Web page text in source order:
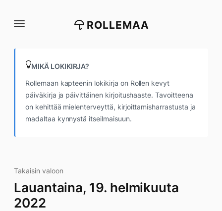
suoraan
ROLLEMAA
MIKÄ LOKIKIRJA?
Rollemaan kapteenin lokikirja on Rollen kevyt
päiväkirja ja päivittäinen kirjoitushaaste. Tavoitteena
on kehittää mielenterveyttä, kirjoittamisharrastusta ja
madaltaa kynnystä itseilmaisuun.
Takaisin valoon
Lauantaina, 19. helmikuuta
2022